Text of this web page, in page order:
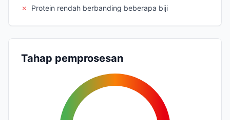
✗
Protein rendah berbanding beberapa biji
Tahap pemprosesan